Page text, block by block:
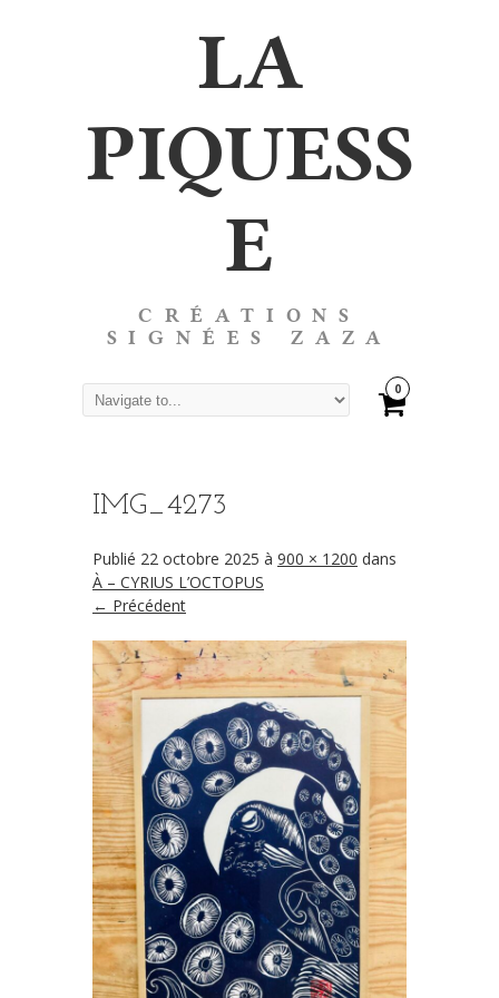
LA
PIQUESS
E
CRÉATIONS
SIGNÉES ZAZA
0
IMG_4273
Publié 22 octobre 2025 à 900 × 1200 dans
À – CYRIUS L’OCTOPUS
← Précédent